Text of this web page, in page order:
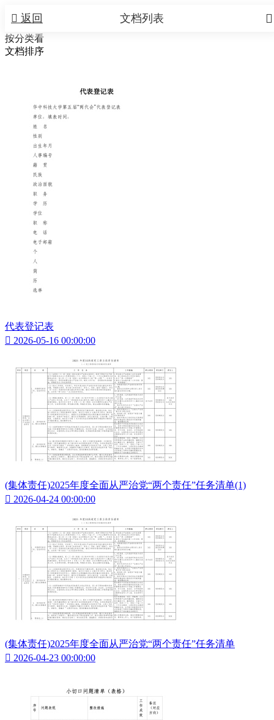
 返回 
文档列表
按分类看
文档排序
代表登记表
 2026-05-16 00:00:00
(集体责任)2025年度全面从严治党“两个责任”任务清单(1)
 2026-04-24 00:00:00
(集体责任)2025年度全面从严治党“两个责任”任务清单
 2026-04-23 00:00:00